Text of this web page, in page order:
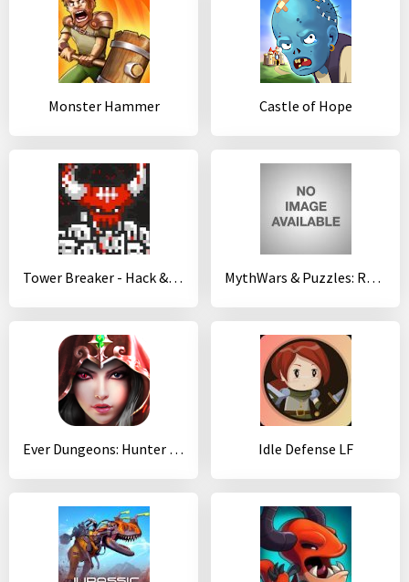
Monster Hammer Castle of Hope
Tower Breaker - Hack & Slash MythWars & Puzzles: RPG «три в ряд»
Ever Dungeons: Hunter King Idle Defense LF